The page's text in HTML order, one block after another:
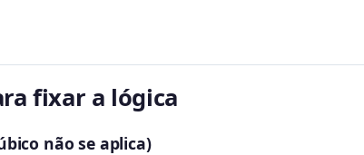
fixar a lógica
não se aplica)